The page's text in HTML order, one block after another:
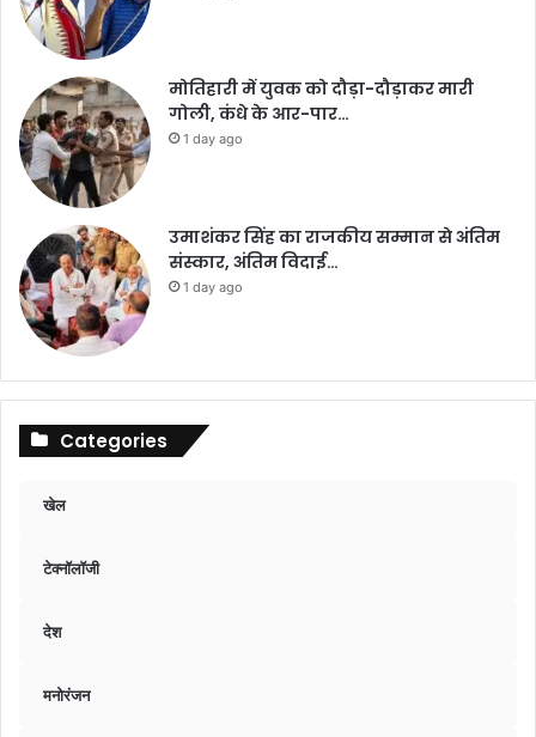
मोतिहारी में युवक को दौड़ा-दौड़ाकर मारी
गोली, कंधे के आर-पार…
1 day ago
उमाशंकर सिंह का राजकीय सम्मान से अंतिम
संस्कार, अंतिम विदाई…
1 day ago
Categories
खेल
टेक्नॉलॉजी
देश
मनोरंजन